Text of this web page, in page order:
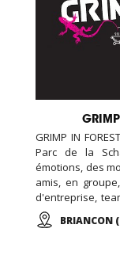
GRIMP IN
Parc de la
émotions, des
amis, en
d'entreprise,
privative, EVG,
activités vous
BRIANCON